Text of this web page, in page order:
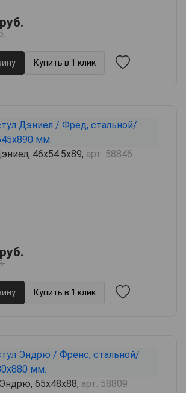
Купить в 1 клик
46х54.5х89, арт. 58846
Купить в 1 клик
65х48х88, арт. 58809